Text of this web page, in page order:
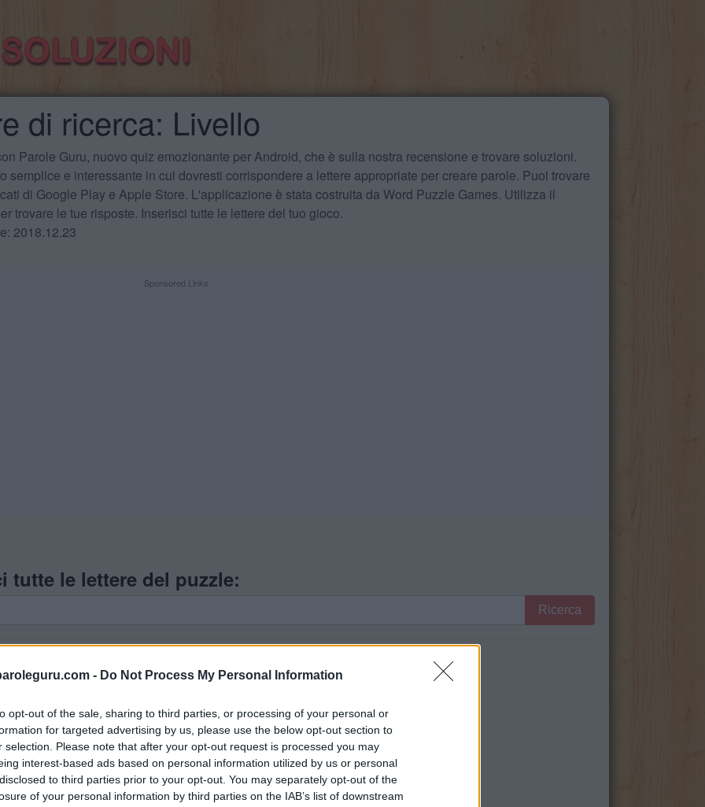
- Do Not Process My Personal Information
opt-out of the sale, sharing to third parties, or processing of your personal or
for targeted advertising by us, please use the below opt-out section to
selection. Please note that after your opt-out request is processed you may
interest-based ads based on personal information utilized by us or personal
to third parties prior to your opt-out. You may separately opt-out of the
of your personal information by third parties on the IAB’s list of downstream
di ricerca: Livello
Parole Guru, nuovo quiz emozionante per Android, che è sulla nostra recensione e trovare soluzioni.
semplice e interessante in cui dovresti corrispondere a lettere appropriate per creare parole. Puoi trovare
di Google Play e Apple Store. L'applicazione è stata costruita da Word Puzzle Games. Utilizza il
trovare le tue risposte. Inserisci tutte le lettere del tuo gioco.
2018.12.23
Sponsored Links
tutte le lettere del puzzle:
Ricerca
quindi ho generato un elenco di parole che potrebbero esserti utili.